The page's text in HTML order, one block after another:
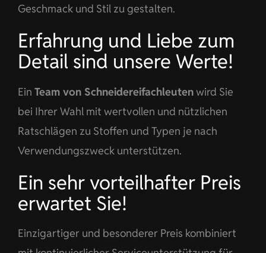
Geschmack und Stil zu gestalten.
Erfahrung und Liebe zum
Detail sind unsere Werte!
Ein Team von Schneidereifachleutenwird Sie
bei Ihrer Wahl mit wertvollen und nützlichen
Ratschlägen zu Stoffen und Typen je nach
Verwendungszweck unterstützen.
Ein sehr vorteilhafter Preis
erwartet Sie!
Einzigartiger und besonderer Preis kombiniert